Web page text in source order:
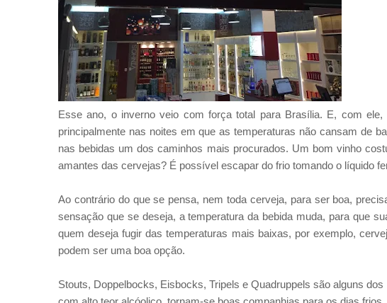
Esse ano, o inverno veio com força total para Brasília. E, com
principalmente nas noites em que as temperaturas não cansam de
nas bebidas um dos caminhos mais procurados. Um bom vinho
amantes das cervejas? É possível escapar do frio tomando o líquido
Ao contrário do que se pensa, nem toda cerveja, para ser boa,
sensação que se deseja, a temperatura da bebida muda, para que
quem deseja fugir das temperaturas mais baixas, por exemplo,
podem ser uma boa opção.
Stouts, Doppelbocks, Eisbocks, Tripels e Quadruppels são alguns